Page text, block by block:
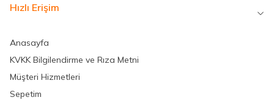
Hızlı Erişim
Anasayfa
KVKK Bilgilendirme ve Rıza Metni
Müşteri Hizmetleri
Sepetim